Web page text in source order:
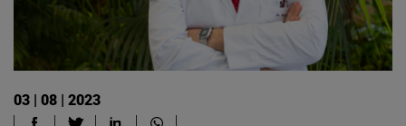
03 | 08 | 2023